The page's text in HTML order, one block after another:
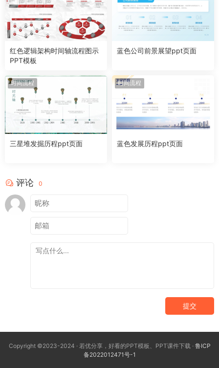
红色逻辑架构时间轴流程图示
PPT模板
蓝色公司前景展望ppt页面
时间流程
三星堆发掘历程ppt页面
时间流程
蓝色发展历程ppt页面
评论 0
提交
Copyright ©2023-2024 · 若优分享，好看的PPT模板、PPT课件下载 · 鲁ICP
备2022012471号-1